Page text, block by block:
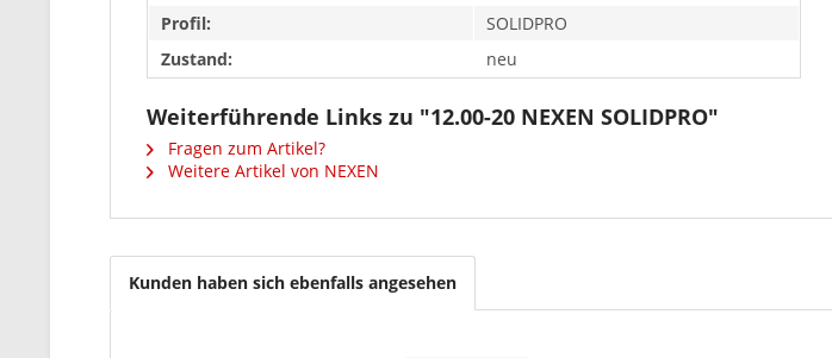
Profil:
SOLIDPRO
Zustand:
neu
Weiterführende Links zu "12.00-20 NEXEN SOLIDPRO"
Fragen zum Artikel?
Weitere Artikel von NEXEN
Kunden haben sich ebenfalls angesehen